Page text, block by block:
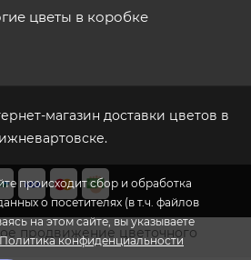
происходит сбор и обработка
о посетителях (в т.ч. файлов
на этом сайте, вы указываете
Политика конфиденциальности
цветы в коробке
магазин доставки цветов в
продвижение цветочного